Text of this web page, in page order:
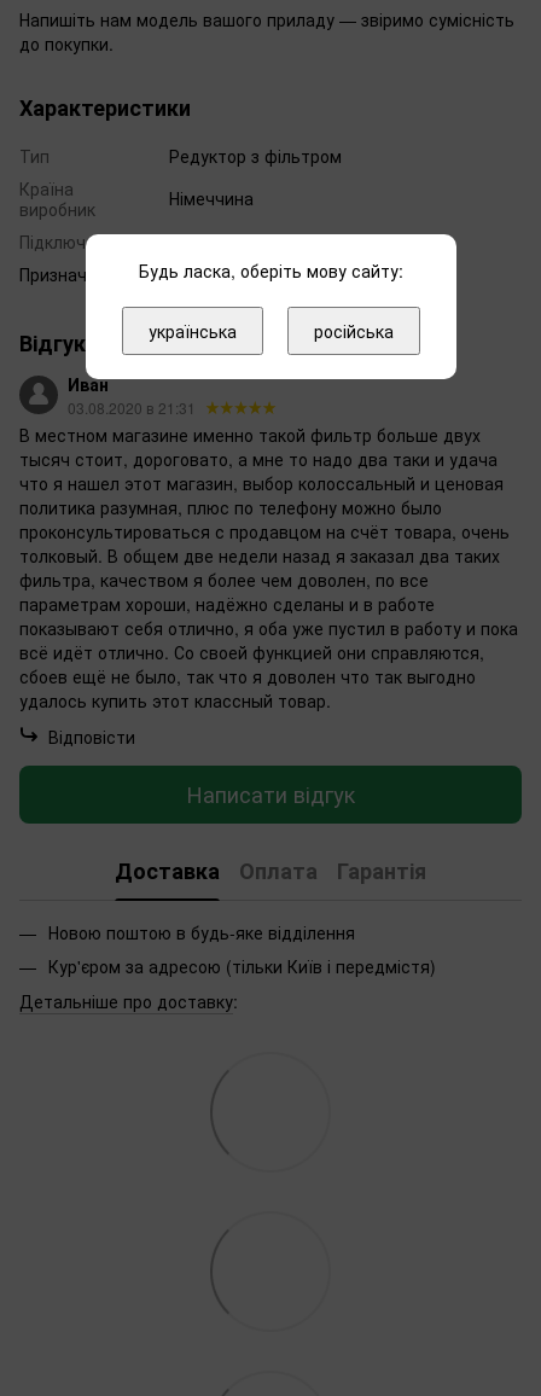
Напишіть нам модель вашого приладу — звіримо сумісність
до покупки.
Характеристики
Тип
Редуктор з фільтром
Країна
виробник
Німеччина
Підключення
3/4"
Призначення
Редуктор тиску
Відгуки
Иван
03.08.2020 в 21:31
В местном магазине именно такой фильтр больше двух
тысяч стоит, дороговато, а мне то надо два таки и удача
что я нашел этот магазин, выбор колоссальный и ценовая
политика разумная, плюс по телефону можно было
проконсультироваться с продавцом на счёт товара, очень
толковый. В общем две недели назад я заказал два таких
фильтра, качеством я более чем доволен, по все
параметрам хороши, надёжно сделаны и в работе
показывают себя отлично, я оба уже пустил в работу и пока
всё идёт отлично. Со своей функцией они справляются,
сбоев ещё не было, так что я доволен что так выгодно
удалось купить этот классный товар.
Відповісти
Написати відгук
Доставка Оплата Гарантія
Новою поштою в будь-яке відділення
Кур'єром за адресою (тільки Київ і передмістя)
Детальніше про доставку:
Будь ласка, оберіть мову сайту:
українська російська